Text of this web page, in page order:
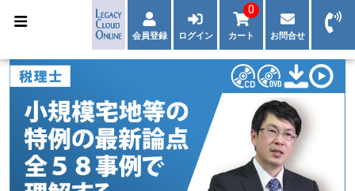
会員登録 ログイン カート
0
お問合せ